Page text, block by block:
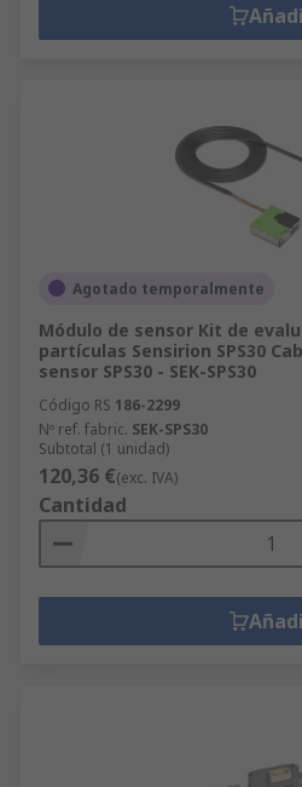
Agotado temporalmente
Módulo de sensor Kit de
partículas Sensirion SPS30
sensor SPS30 - SEK-SPS30
Código RS 186-2299
Nº ref. fabric. SEK-SPS30
Subtotal (1 unidad)
120,36 €(exc. IVA)
Cantidad